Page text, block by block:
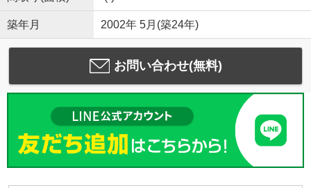
築年月 2002年 5月(築24年)
お問い合わせ(無料)